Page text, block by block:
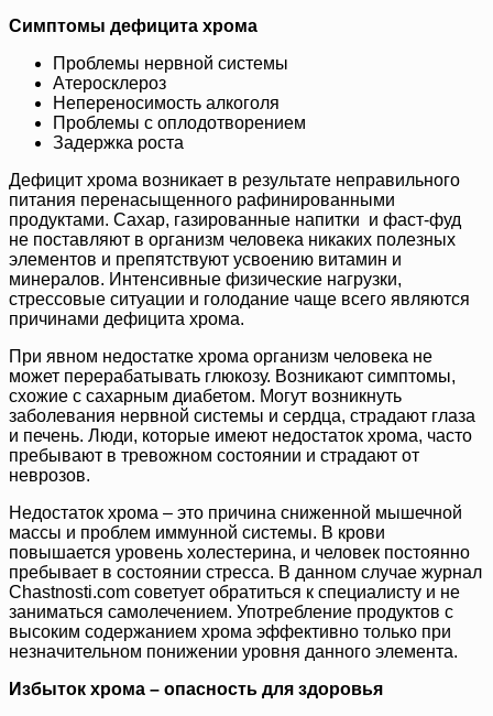
Симптомы дефицита хрома
Проблемы нервной системы
Атеросклероз
Непереносимость алкоголя
Проблемы с оплодотворением
Задержка роста
Дефицит хрома возникает в результате неправильного
питания перенасыщенного рафинированными
продуктами. Сахар, газированные напитки и фаст-фуд
не поставляют в организм человека никаких полезных
элементов и препятствуют усвоению витамин и
минералов. Интенсивные физические нагрузки,
стрессовые ситуации и голодание чаще всего являются
причинами дефицита хрома.
При явном недостатке хрома организм человека не
может перерабатывать глюкозу. Возникают симптомы,
схожие с сахарным диабетом. Могут возникнуть
заболевания нервной системы и сердца, страдают глаза
и печень. Люди, которые имеют недостаток хрома, часто
пребывают в тревожном состоянии и страдают от
неврозов.
Недостаток хрома – это причина сниженной мышечной
массы и проблем иммунной системы. В крови
повышается уровень холестерина, и человек постоянно
пребывает в состоянии стресса. В данном случае журнал
Chastnosti.com советует обратиться к специалисту и не
заниматься самолечением. Употребление продуктов с
высоким содержанием хрома эффективно только при
незначительном понижении уровня данного элемента.
Избыток хрома – опасность для здоровья